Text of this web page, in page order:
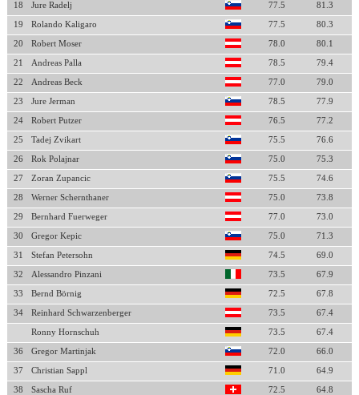
18 Jure Radelj 77.5 81.3
19 Rolando Kaligaro 77.5 80.3
20 Robert Moser 78.0 80.1
21 Andreas Palla 78.5 79.4
22 Andreas Beck 77.0 79.0
23 Jure Jerman 78.5 77.9
24 Robert Putzer 76.5 77.2
25 Tadej Zvikart 75.5 76.6
26 Rok Polajnar 75.0 75.3
27 Zoran Zupancic 75.5 74.6
28 Werner Schernthaner 75.0 73.8
29 Bernhard Fuerweger 77.0 73.0
30 Gregor Kepic 75.0 71.3
31 Stefan Petersohn 74.5 69.0
32 Alessandro Pinzani 73.5 67.9
33 Bernd Börnig 72.5 67.8
34 Reinhard Schwarzenberger 73.5 67.4
Ronny Hornschuh 73.5 67.4
36 Gregor Martinjak 72.0 66.0
37 Christian Sappl 71.0 64.9
38 Sascha Ruf 72.5 64.8